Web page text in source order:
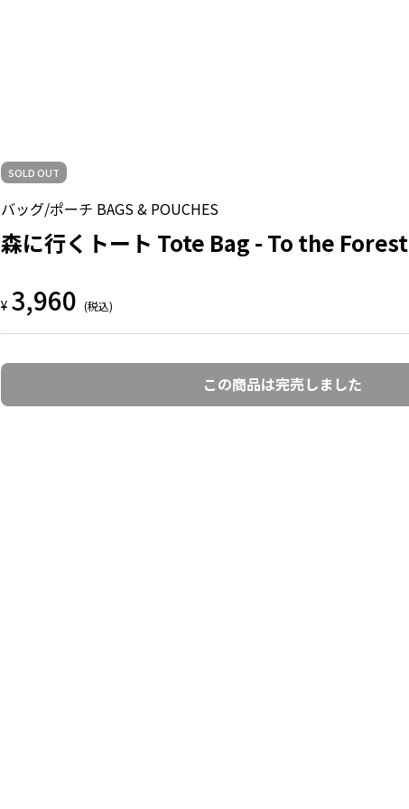
SOLD OUT
バッグ/ポーチ BAGS & POUCHES
森に行くトート Tote Bag - To the Forest
¥ 3,960 (税込)
この商品は完売しました